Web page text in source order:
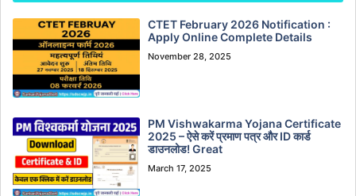
CTET February 2026 Notification :
Apply Online Complete Details
November 28, 2025
PM Vishwakarma Yojana Certificate
2025 – ऐसे करें प्रमाण पत्र और ID कार्ड
डाउनलोड! Great
March 17, 2025